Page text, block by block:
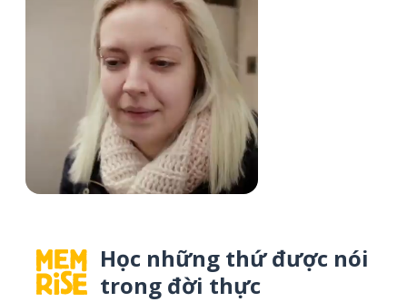
Học những thứ được nói
trong đời thực